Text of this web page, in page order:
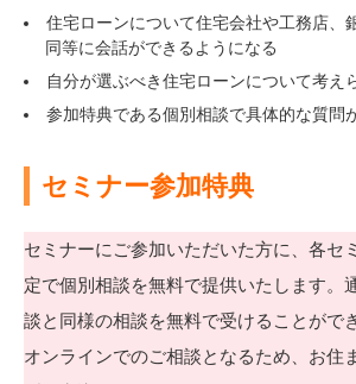
住宅ローンについて住宅会社や工務店、
同等に会話ができるようになる
自分が選ぶべき住宅ローンについて考え
参加特典である個別相談で具体的な質問
セミナー参加特典
セミナーにご参加いただいた方に、各セ
定で個別相談を無料で提供いたします。
談と同様の相談を無料で受けることがで
オンラインでのご相談となるため、お住